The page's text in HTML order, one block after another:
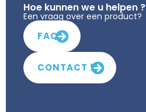
Hoe kunnen we u helpen ?
Een vraag over een product?
FAQ
CONTACT !